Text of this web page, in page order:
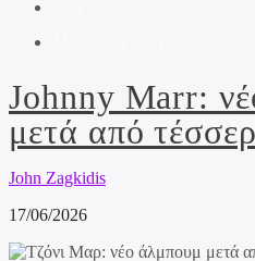
Johnny Marr:
μετά από
John Zagkidis
17/06/2026